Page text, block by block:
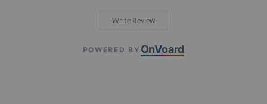
Write Review
POWERED BY OnVoard